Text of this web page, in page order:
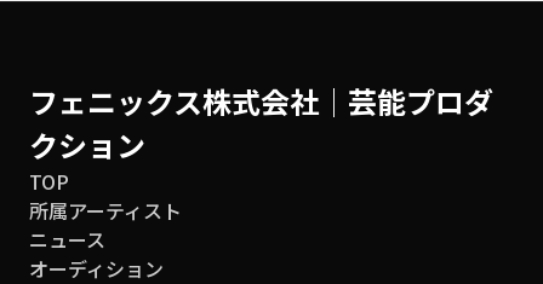
フェニックス株式会社│芸能プロダ
クション
TOP
所属アーティスト
ニュース
オーディション